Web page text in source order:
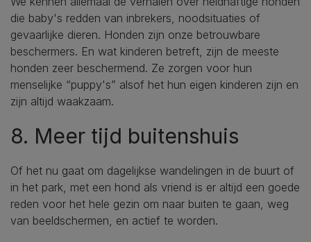
die baby's redden van inbrekers, noodsituaties of
gevaarlijke dieren. Honden zijn onze betrouwbare
beschermers. En wat kinderen betreft, zijn de meeste
honden zeer beschermend. Ze zorgen voor hun
menselijke “puppy's” alsof het hun eigen kinderen zijn en
zijn altijd waakzaam.
8. Meer tijd buitenshuis
Of het nu gaat om dagelijkse wandelingen in de buurt of
in het park, met een hond als vriend is er altijd een goede
reden voor het hele gezin om naar buiten te gaan, weg
van beeldschermen, en actief te worden.